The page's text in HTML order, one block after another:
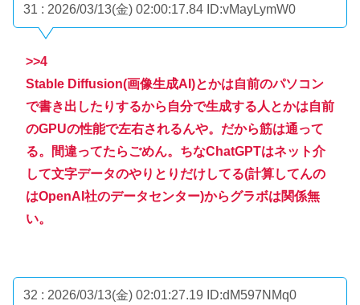
31 : 2026/03/13(金) 02:00:17.84 ID:vMayLymW0
>>4
Stable Diffusion(画像生成AI)とかは自前のパソコン
で書き出したりするから自分で生成する人とかは自前
のGPUの性能で左右されるんや。だから筋は通って
る。間違ってたらごめん。ちなChatGPTはネット介
して文字データのやりとりだけしてる(計算してんの
はOpenAI社のデータセンター)からグラボは関係無
い。
32 : 2026/03/13(金) 02:01:27.19 ID:dM597NMq0